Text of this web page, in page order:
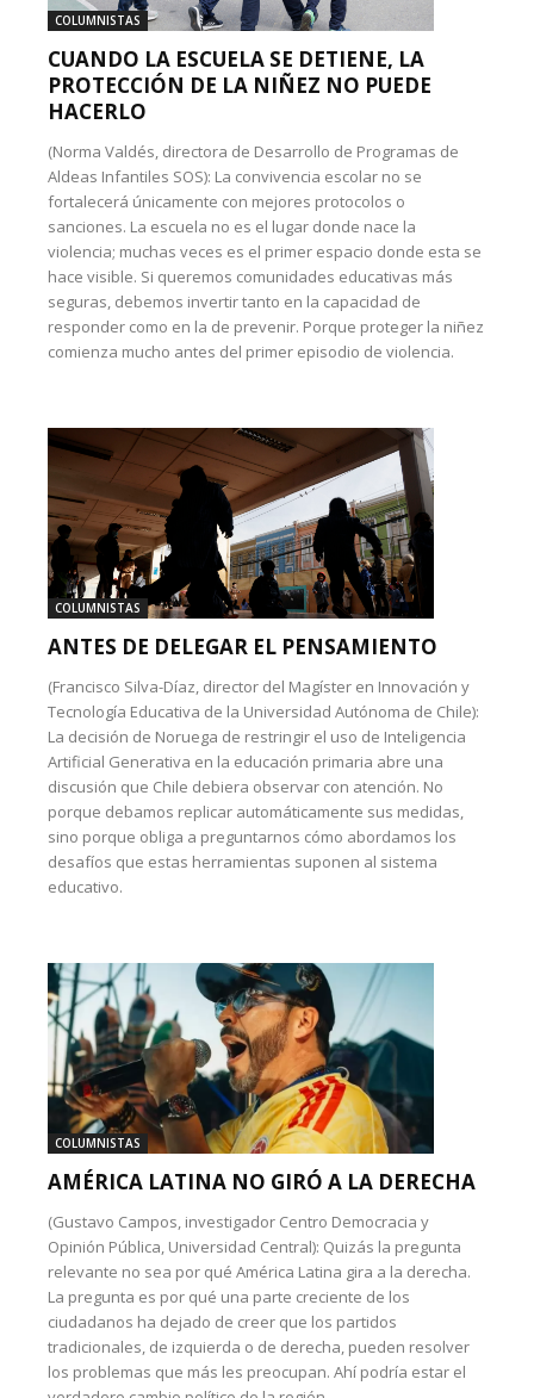
COLUMNISTAS
CUANDO LA ESCUELA SE DETIENE, LA
PROTECCIÓN DE LA NIÑEZ NO PUEDE
HACERLO
(Norma Valdés, directora de Desarrollo de Programas de
Aldeas Infantiles SOS): La convivencia escolar no se
fortalecerá únicamente con mejores protocolos o
sanciones. La escuela no es el lugar donde nace la
violencia; muchas veces es el primer espacio donde esta se
hace visible. Si queremos comunidades educativas más
seguras, debemos invertir tanto en la capacidad de
responder como en la de prevenir. Porque proteger la niñez
comienza mucho antes del primer episodio de violencia.
COLUMNISTAS
ANTES DE DELEGAR EL PENSAMIENTO
(Francisco Silva-Díaz, director del Magíster en Innovación y
Tecnología Educativa de la Universidad Autónoma de Chile):
La decisión de Noruega de restringir el uso de Inteligencia
Artificial Generativa en la educación primaria abre una
discusión que Chile debiera observar con atención. No
porque debamos replicar automáticamente sus medidas,
sino porque obliga a preguntarnos cómo abordamos los
desafíos que estas herramientas suponen al sistema
educativo.
COLUMNISTAS
AMÉRICA LATINA NO GIRÓ A LA DERECHA
(Gustavo Campos, investigador Centro Democracia y
Opinión Pública, Universidad Central): Quizás la pregunta
relevante no sea por qué América Latina gira a la derecha.
La pregunta es por qué una parte creciente de los
ciudadanos ha dejado de creer que los partidos
tradicionales, de izquierda o de derecha, pueden resolver
los problemas que más les preocupan. Ahí podría estar el